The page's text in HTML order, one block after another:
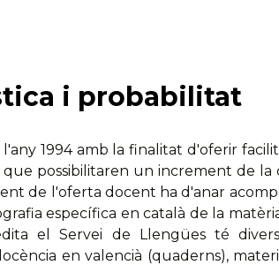
i probabilitat
l'any 1994 amb la finalitat d'oferir
possibilitaren un increment de la
de l'oferta docent ha d'anar
específica en català de la
el Servei de Llengües té
en valencià (quaderns),